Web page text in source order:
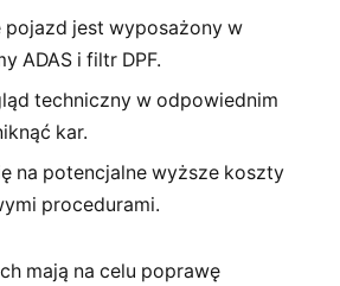
pojazd jest wyposażony w
ADAS i filtr DPF.
techniczny w odpowiednim
kar.
na potencjalne wyższe koszty
procedurami.
mają na celu poprawę